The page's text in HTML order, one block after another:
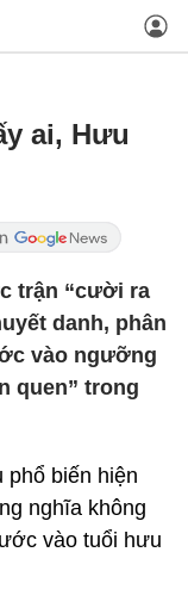
ai, Hưu
trận “cười ra
danh, phân
vào ngưỡng
quen” trong
phổ biến hiện
nghĩa không
vào tuổi hưu